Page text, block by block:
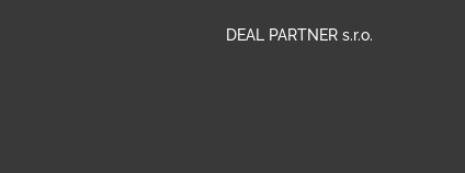
DEAL PARTNER s.r.o.